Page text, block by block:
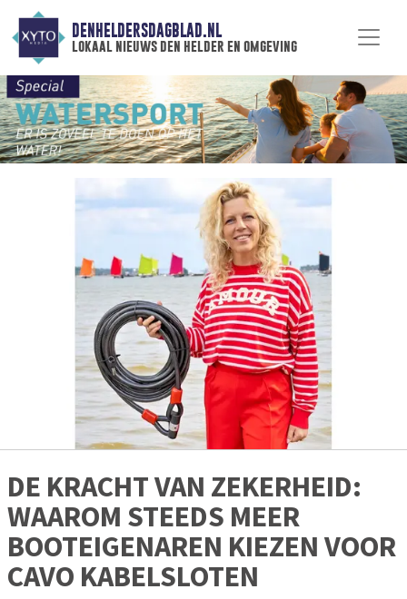
DENHELDERSDAGBLAD.NL
lokaal nieuws den helder en omgeving
DE KRACHT VAN ZEKERHEID:
WAAROM STEEDS MEER
BOOTEIGENAREN KIEZEN VOOR
CAVO KABELSLOTEN